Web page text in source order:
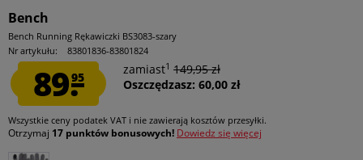
Bench
Bench Running Rękawiczki BS3083-szary
Nr artykułu:
83801836-83801824
89.95
zamiast1 149,95 zł
Oszczędzasz: 60,00 zł
Wszystkie ceny podatek VAT i nie zawierają kosztów przesyłki.
Otrzymaj 17 punktów bonusowych! Dowiedz się więcej